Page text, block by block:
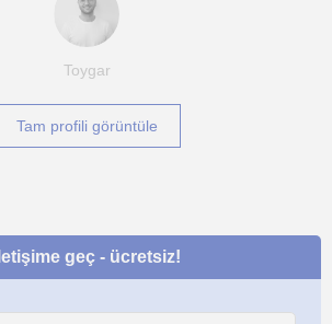
Toygar
Tam profili görüntüle
İletişime geç - ücretsiz!